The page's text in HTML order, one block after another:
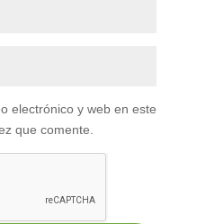
electrónico y web en este
que comente.